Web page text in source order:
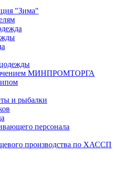
"Зима"
МИНПРОМТОРГА
и рыбалки
персонала
производства по ХАССП